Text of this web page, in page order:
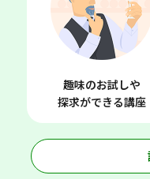
趣味のお試しや
探求ができる講座